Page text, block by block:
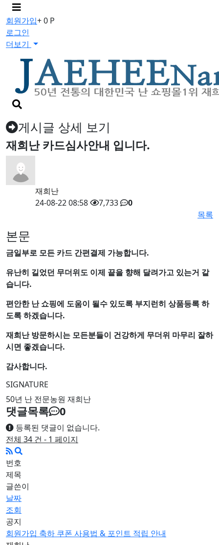
메
뉴
버
튼
회원가입+ 0 P
로그인
더보기
검
색
버
튼게시글 상세 보기
재희난 카드심사안내 입니다.
재희난
24-08-22 08:58
7,733
0
목록
본문
금일부로 모든 카드 간편결제 가능합니다.
유난히 길었던 무더위도 이제 끝을 향해 달려가고 있는거 같
습니다.
편안한 난 쇼핑에 도움이 될수 있도록 부지런히 상품등록 하
도록 하겠습니다.
재희난 방문하시는 모든분들이 건강하게 무더위 마무리 잘하
시면 좋겠습니다.
감사합니다.
SIGNATURE
50년 난 전문농원 재희난
댓글목록 0
등록된 댓글이 없습니다.
전체 34 건 - 1 페이지
번호
제목
글쓴이
날짜
조회
공지
회원가입 축하 쿠폰 사용법 & 포인트 적립 안내